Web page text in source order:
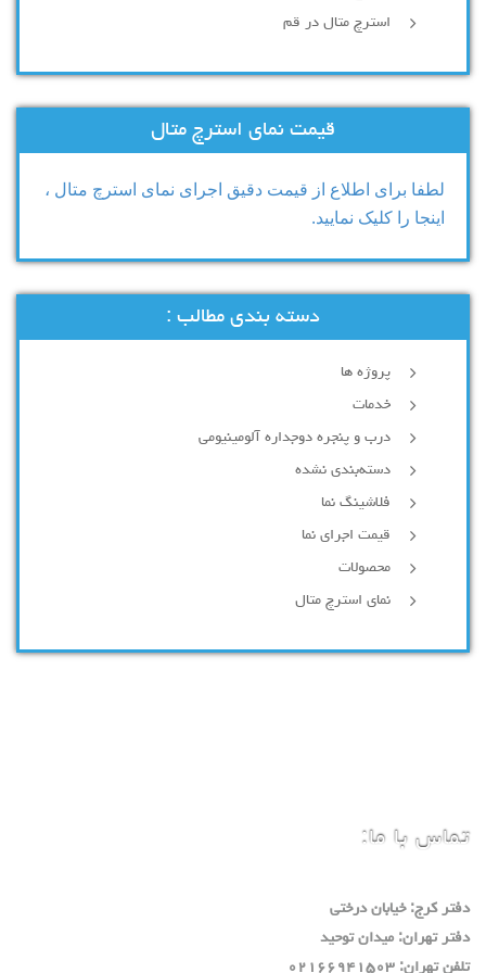
استرچ متال در قم
قیمت نمای استرچ متال
لطفا برای اطلاع از قیمت دقیق اجرای نمای استرچ متال ،
اینجا را کلیک نمایید.
دسته بندی مطالب :
پروژه ها
خدمات
درب و پنجره دوجداره آلومینیومی
دسته‌بندی نشده
فلاشینگ نما
قیمت اجرای نما
محصولات
نمای استرچ متال
تماس با ما:
دفتر كرج: خيابان درختي
دفتر تهران: ميدان توحيد
تلفن تهران: ٠٢١٦٦٩٤١٥٠٣